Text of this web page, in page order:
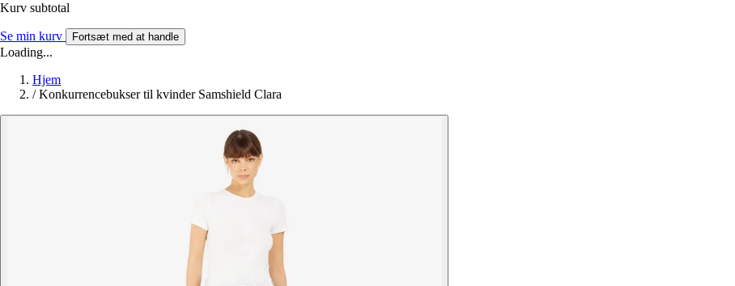
Kurv subtotal
Se min kurv Fortsæt med at handle
Loading...
Hjem
/ Konkurrencebukser til kvinder Samshield Clara